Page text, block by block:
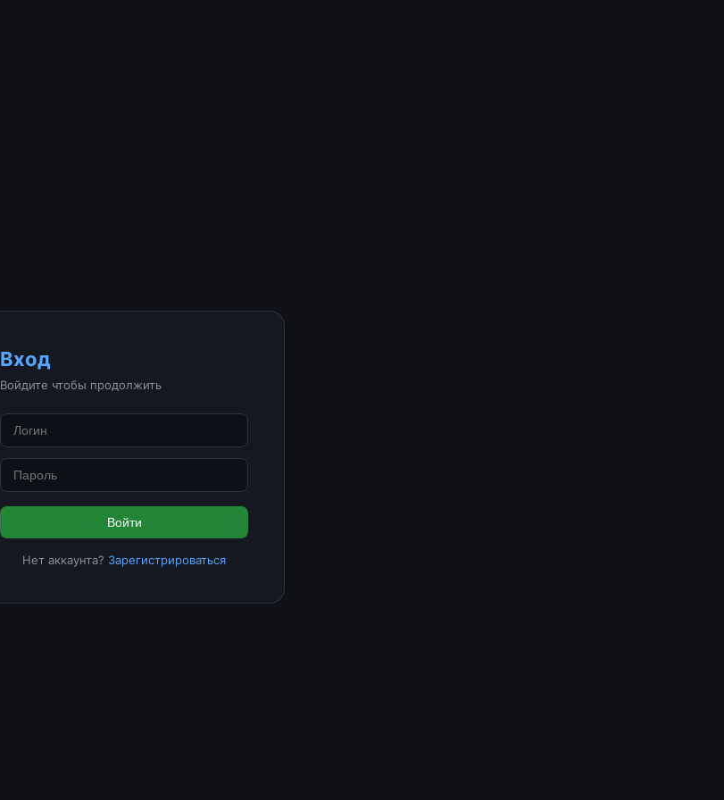
Вход
Войдите чтобы продолжить
Войти
Нет аккаунта? Зарегистрироваться